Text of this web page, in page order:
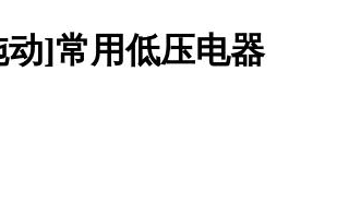
动]常用低压电器